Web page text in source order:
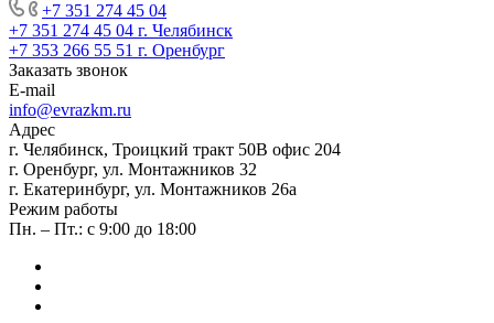
+7 351 274 45 04
+7 351 274 45 04 г. Челябинск
+7 353 266 55 51 г. Оренбург
Заказать звонок
E-mail
info@evrazkm.ru
Адрес
г. Челябинск, Троицкий тракт 50В офис 204
г. Оренбург, ул. Монтажников 32
г. Екатеринбург, ул. Монтажников 26а
Режим работы
Пн. – Пт.: с 9:00 до 18:00